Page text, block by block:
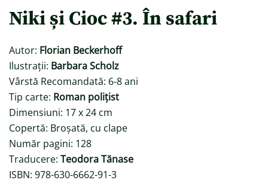
Niki și Cioc #3. În safari
Autor: Florian Beckerhoff
Ilustrații: Barbara Scholz
Vârstă Recomandată: 6-8 ani
Tip carte: Roman polițist
Dimensiuni: 17 x 24 cm
Copertă: Broșată, cu clape
Număr pagini: 128
Traducere: Teodora Tănase
ISBN: 978-630-6662-91-3